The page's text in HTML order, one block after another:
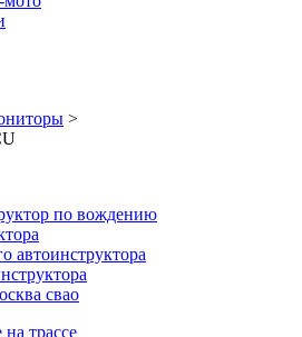
>
по вождению
автоинструктора
свао
трассе